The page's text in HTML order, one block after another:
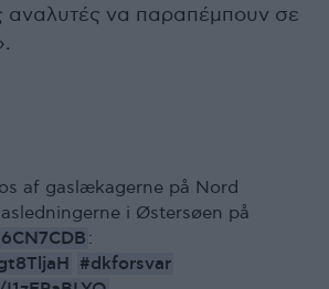
αναλυτές να παραπέμπουν σε
af gaslækagerne på Nord
i Østersøen på
:
#dkforsvar